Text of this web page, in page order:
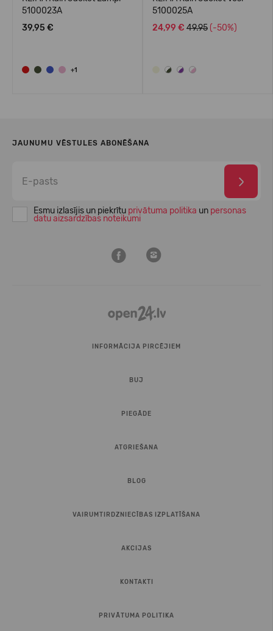
5100023A
39,95 €
+1
5100025A
24,99 € 49.95 (-50%)
JAUNUMU VĒSTULES ABONĒŠANA
Esmu izlasījis un piekrītu privātuma politika un personas
datu aizsardzības noteikumi
INFORMĀCIJA PIRCĒJIEM
BUJ
PIEGĀDE
ATGRIEŠANA
BLOG
VAIRUMTIRDZNIECĪBAS IZPLATĪŠANA
AKCIJAS
KONTAKTI
PRIVĀTUMA POLITIKA